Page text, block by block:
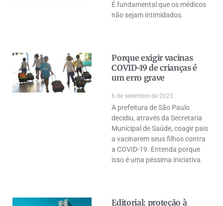
É fundamental que os médicos
não sejam intimidados.
Porque exigir vacinas
COVID-19 de crianças é
um erro grave
6 de setembro de 2023
A prefeitura de São Paulo
decidiu, através da Secretaria
Municipal de Saúde, coagir pais
a vacinarem seus filhos contra
a COVID-19. Entenda porque
isso é uma péssima iniciativa.
Editorial: proteção à